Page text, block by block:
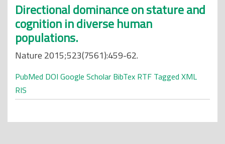
Directional dominance on stature and
cognition in diverse human
populations.
Nature 2015;523(7561):459-62.
PubMed DOI Google Scholar BibTex RTF Tagged XML
RIS